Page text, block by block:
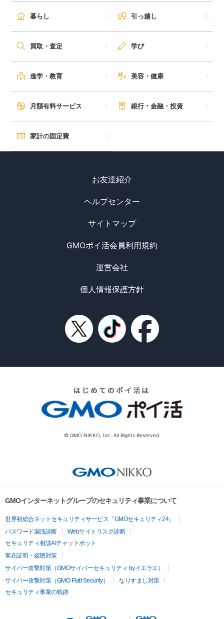
暮らし 引っ越し
買取・査定 学び
進学・教育 美容・健康
月額有料サービス 銀行・金融・投資
家計の固定費
お友達紹介
ヘルプセンター
サイトマップ
GMOポイ活会員利用規約
運営会社
個人情報保護方針
© GMO NIKKO, Inc. All Rights Reserved.
GMOインターネットグループのセキュリティ事業について
世界初総合ネットセキュリティサービス「GMOセキュリティ24」
パスワード漏洩診断
Webサイトリスク診断
セキュリティ相談AIチャットボット
実在証明・盗聴対策
サイバー攻撃対策（GMOサイバーセキュリティ byイエラエ）
サイバー攻撃対策（GMO Flatt Security）
なりすまし対策
セキュリティ事業の軌跡